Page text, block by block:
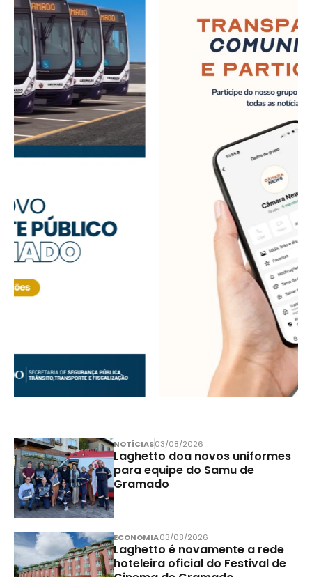
NOTÍCIAS03/08/2026
Laghetto doa novos uniformes
para equipe do Samu de
Gramado
ECONOMIA03/08/2026
Laghetto é novamente a rede
hoteleira oficial do Festival de